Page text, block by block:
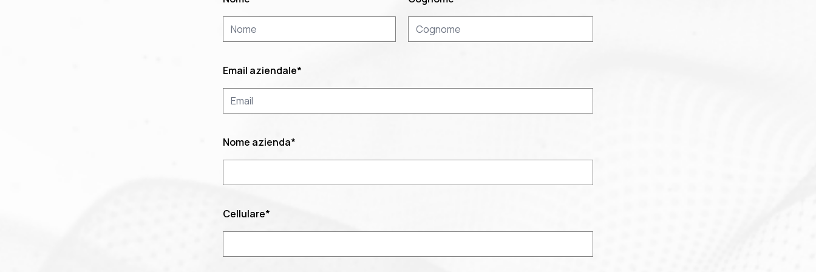
Email aziendale*
Nome azienda*
Cellulare*